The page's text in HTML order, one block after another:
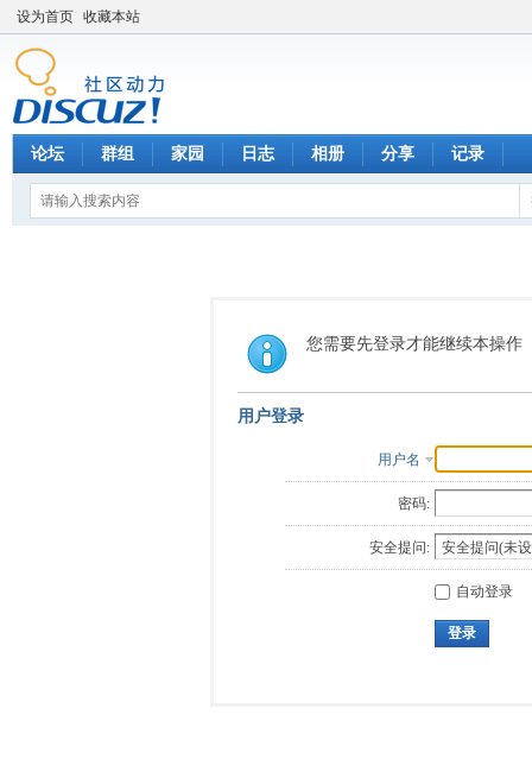
设为首页 收藏本站
论坛 群组 家园 日志 相册 分享 记录
您需要先登录才能继续本操作
用户登录
用户名
密码:
安全提问:
自动登录
登录